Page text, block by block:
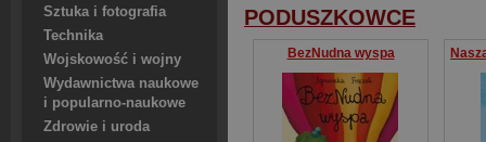
Sztuka i fotografia
Technika
Wojskowość i wojny
Wydawnictwa naukowe
i popularno-naukowe
Zdrowie i uroda
PODUSZKOWCE
BezNudna wyspa